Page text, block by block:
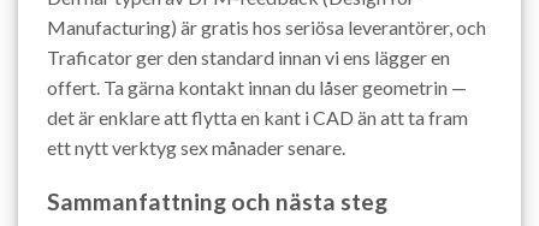
Manufacturing) är gratis hos seriösa leverantörer, och
Traficator ger den standard innan vi ens lägger en
offert. Ta gärna kontakt innan du låser geometrin —
det är enklare att flytta en kant i CAD än att ta fram
ett nytt verktyg sex månader senare.
Sammanfattning och nästa steg